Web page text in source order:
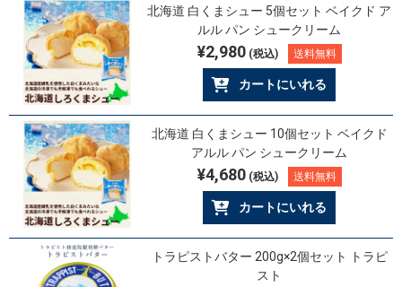
北海道 白くまシュー 5個セット ベイクド ア
ルル パン シュークリーム
¥2,980(税込) 送料無料
カートにいれる
北海道 白くまシュー 10個セット ベイクド
アルル パン シュークリーム
¥4,680(税込) 送料無料
カートにいれる
トラピストバター 200g×2個セット トラピ
スト